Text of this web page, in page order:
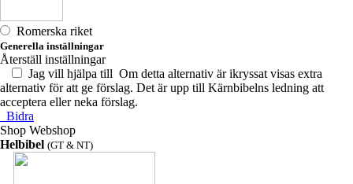
Romerska riket
Generella inställningar
Återställ inställningar
Jag vill hjälpa till Om detta alternativ är ikryssat visas extra
alternativ för att ge förslag. Det är upp till Kärnbibelns ledning att
acceptera eller neka förslag.
Bidra
Shop Webshop
Helbibel (GT & NT)